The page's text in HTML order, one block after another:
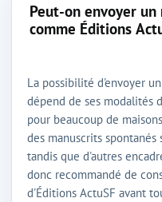
Peut-on envoyer
comme Éditions
La possibilité d'envoyer
dépend de ses modalités
pour beaucoup de
des manuscrits spontanés
tandis que d'autres
donc recommandé de
d'Éditions ActuSF avant